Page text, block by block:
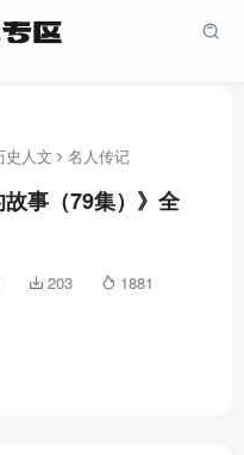
史人文 名人传记
事（79集）》全
203
1881